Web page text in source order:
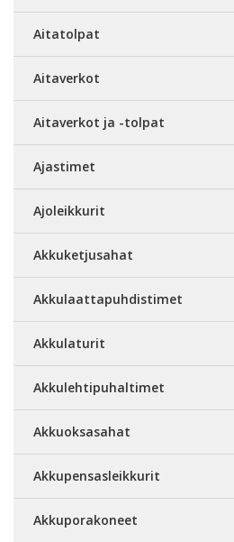
Aitatolpat
Aitaverkot
Aitaverkot ja -tolpat
Ajastimet
Ajoleikkurit
Akkuketjusahat
Akkulaattapuhdistimet
Akkulaturit
Akkulehtipuhaltimet
Akkuoksasahat
Akkupensasleikkurit
Akkuporakoneet